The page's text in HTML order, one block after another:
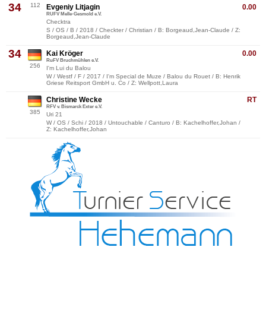
34 112 0.00
Evgeniy Litjagin
RUFV Melle-Gesmold e.V.
Checktra
S / OS / B / 2018 / Checkter / Christian / B: Borgeaud,Jean-Claude / Z:
Borgeaud,Jean-Claude
34
256
0.00
Kai Kröger
RuFV Bruchmühlen e.V.
I'm Lui du Balou
W / Westf / F / 2017 / I'm Special de Muze / Balou du Rouet / B: Henrik
Griese Reitsport GmbH u. Co / Z: Wellpott,Laura
385
RT
Christine Wecke
RFV v. Bismarck Exter e.V.
Uri 21
W / OS / Schi / 2018 / Untouchable / Canturo / B: Kachelhoffer,Johan /
Z: Kachelhoffer,Johan